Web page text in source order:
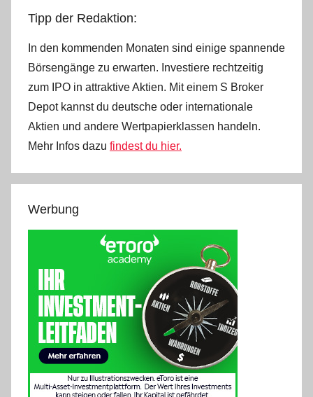
Tipp der Redaktion:
In den kommenden Monaten sind einige spannende
Börsengänge zu erwarten. Investiere rechtzeitig
zum IPO in attraktive Aktien. Mit einem S Broker
Depot kannst du deutsche oder internationale
Aktien und andere Wertpapierklassen handeln.
Mehr Infos dazu findest du hier.
Werbung